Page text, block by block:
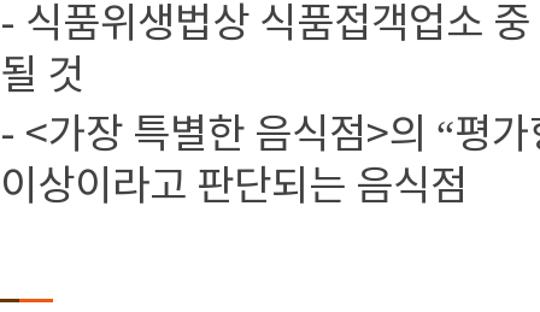
- 식품위생법상 식품접객업소
될 것
- <가장 특별한 음식점>의 “평
이상이라고 판단되는 음식점